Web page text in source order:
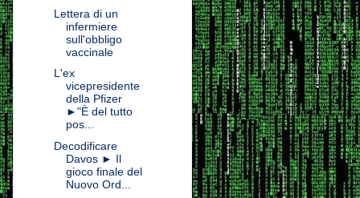
Lettera di un
infermiere
sull'obbligo
vaccinale
L'ex
vicepresidente
della Pfizer
►"È del tutto
pos...
Decodificare
Davos ► Il
gioco finale del
Nuovo Ord...